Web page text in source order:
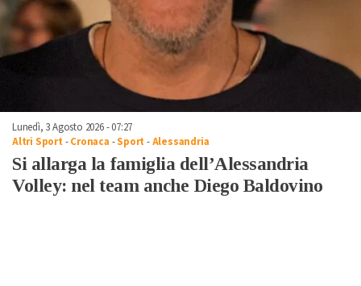
Lunedì, 3 Agosto 2026 - 07:27
Altri Sport -Cronaca -Sport -Alessandria
Si allarga la famiglia dell’Alessandria
Volley: nel team anche Diego Baldovino